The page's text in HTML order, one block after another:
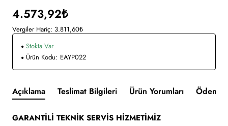
4.573,92₺
Vergiler Hariç: 3.811,60₺
Stokta Var
Ürün Kodu: EAYP022
Açıklama Teslimat Bilgileri Ürün Yorumları Ödeme
GARANTİLİ TEKNİK SERVİS HİZMETİMİZ